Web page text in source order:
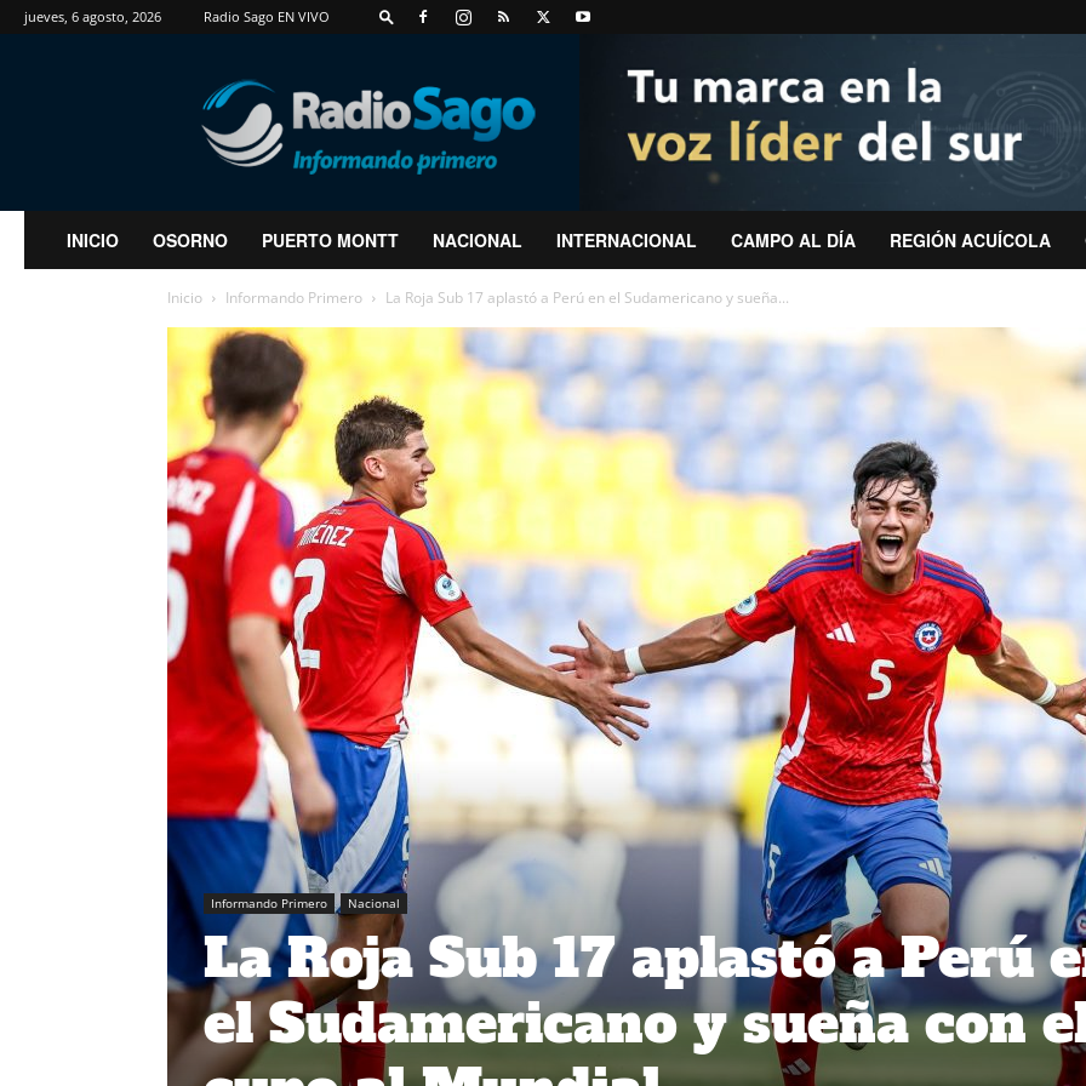
jueves, 6 agosto, 2026 Radio Sago EN VIVO
RadioSago
INICIO OSORNO PUERTO MONTT NACIONAL INTERNACIONAL CAMPO AL DÍA REGIÓN ACUÍCOLA
Inicio Informando Primero La Roja Sub 17 aplastó a Perú en el Sudamericano y sueña...
Informando Primero Nacional
La Roja Sub 17 aplastó a Perú
el Sudamericano y sueña con